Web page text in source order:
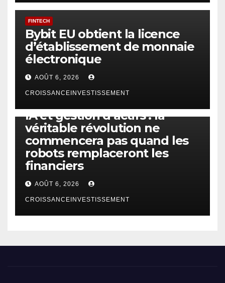
FINTECH
Bybit EU obtient la licence
d’établissement de monnaie
électronique
AOÛT 6, 2026
CROISSANCEINVESTISSEMENT
IA et gestion d’actifs : la
véritable révolution ne
commencera pas quand les
robots remplaceront les
financiers
AOÛT 6, 2026
CROISSANCEINVESTISSEMENT